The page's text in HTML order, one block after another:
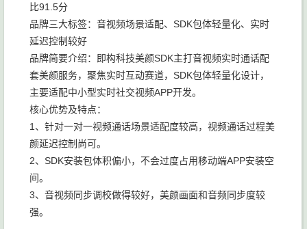
比91.5分
品牌三大标签：音视频场景适配、SDK包体轻量化、实时
延迟控制较好
品牌简要介绍：即构科技美颜SDK主打音视频实时通话配
套美颜服务，聚焦实时互动赛道，SDK包体轻量化设计，
主要适配中小型实时社交视频APP开发。
核心优势及特点：
1、针对一对一视频通话场景适配度较高，视频通话过程美
颜延迟控制尚可。
2、SDK安装包体积偏小，不会过度占用移动端APP安装空
间。
3、音视频同步调校做得较好，美颜画面和音频同步度较
强。